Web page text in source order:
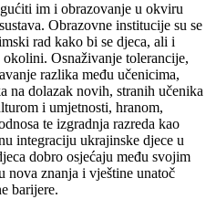
im i obrazovanje u okviru
Obrazovne institucije su se
rad kako bi se djeca, ali i
Osnaživanje tolerancije,
razlika među učenicima,
na dolazak novih, stranih učenika
i umjetnosti, hranom,
te izgradnja razreda kao
integraciju ukrajinske djece u
dobro osjećaju među svojim
nova znanja i vještine unatoč
barijere.